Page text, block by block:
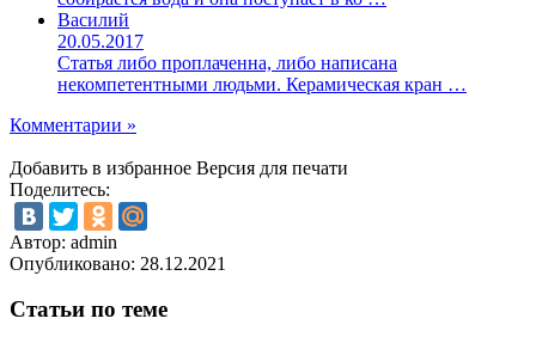
Василий
20.05.2017
Статья либо проплаченна, либо написана
некомпетентными людьми. Керамическая кран …
Комментарии »
Добавить в избранное Версия для печати
Поделитесь:
Автор: admin
Опубликовано: 28.12.2021
Статьи по теме